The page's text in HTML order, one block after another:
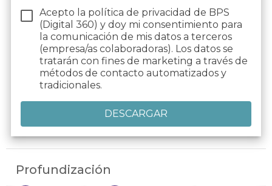
Acepto la política de privacidad de BPS
(Digital 360) y doy mi consentimiento para
la comunicación de mis datos aterceros
(empresa/as colaboradoras). Los datos se
tratarán con fines de marketing a través de
métodos de contacto automatizados y
tradicionales.
Profundización